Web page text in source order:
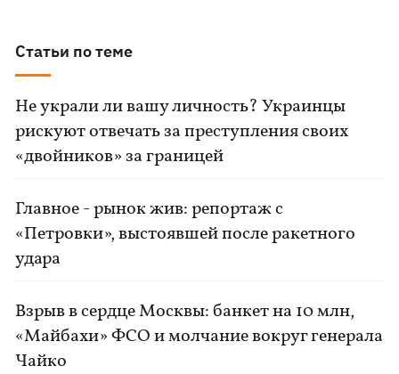
Статьи по теме
Не украли ли вашу личность? Украинцы
рискуют отвечать за преступления своих
«двойников» за границей
Главное - рынок жив: репортаж с
«Петровки», выстоявшей после ракетного
удара
Взрыв в сердце Москвы: банкет на 10 млн,
«Майбахи» ФСО и молчание вокруг генерала
Чайко